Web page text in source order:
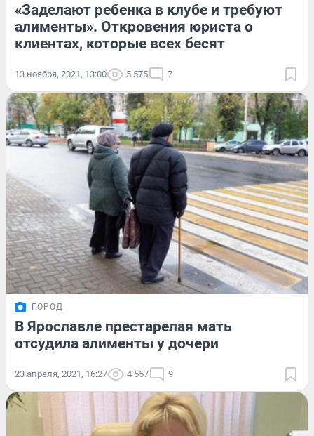
«Заделают ребенка в клубе и требуют
алименты». Откровения юриста о
клиентах, которые всех бесят
13 ноября, 2021, 13:00 5 575 7
ГОРОД
В Ярославле престарелая мать
отсудила алименты у дочери
23 апреля, 2021, 16:27 4 557 9